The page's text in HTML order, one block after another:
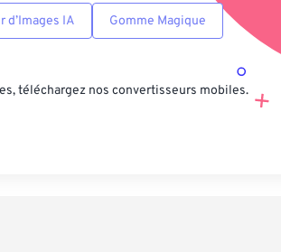
d’Images IA Gomme Magique
téléchargez nos convertisseurs mobiles.